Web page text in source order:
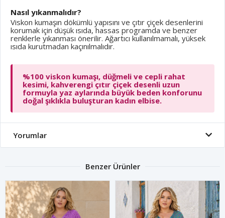
Nasıl yıkanmalıdır?
Viskon kumaşın dökümlü yapısını ve çıtır çiçek desenlerini
korumak için düşük ısıda, hassas programda ve benzer
renklerle yıkanması önerilir. Ağartıcı kullanılmamalı, yüksek
ısıda kurutmadan kaçınılmalıdır.
%100 viskon kumaşı, düğmeli ve cepli rahat
kesimi, kahverengi çıtır çiçek desenli uzun
formuyla yaz aylarında büyük beden konforunu
doğal şıklıkla buluşturan kadın elbise.
Yorumlar
Benzer Ürünler